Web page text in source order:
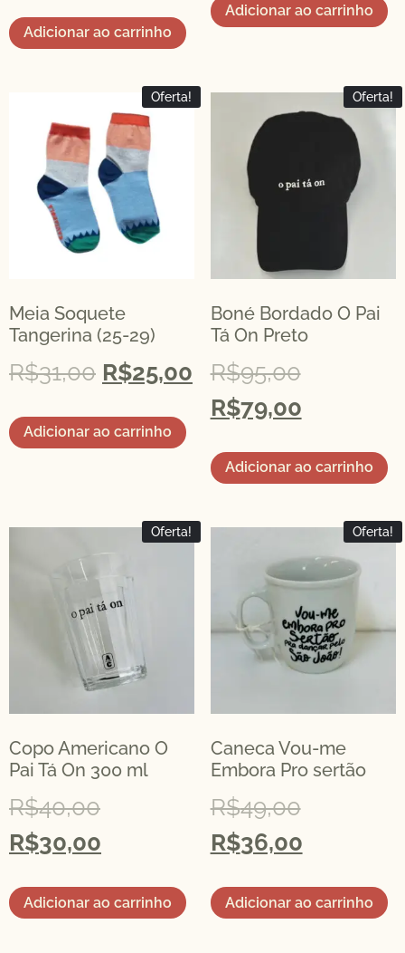
Adicionar ao carrinho
Adicionar ao carrinho
Oferta!
Meia Soquete
Tangerina (25-29)
R$31,00 R$25,00
Adicionar ao carrinho
Oferta!
Boné Bordado O Pai
Tá On Preto
R$95,00
R$79,00
Adicionar ao carrinho
Oferta!
Copo Americano O
Pai Tá On 300 ml
R$40,00
R$30,00
Adicionar ao carrinho
Oferta!
Caneca Vou-me
Embora Pro sertão
R$49,00
R$36,00
Adicionar ao carrinho